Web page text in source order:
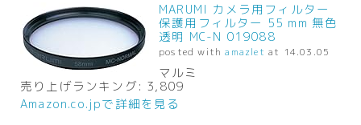
MARUMI カメラ用フィルター
保護用フィルター 55 mm 無色
透明 MC-N 019088
posted withamazlet at 14.03.05
マルミ
売り上げランキング: 3,809
Amazon.co.jpで詳細を見る